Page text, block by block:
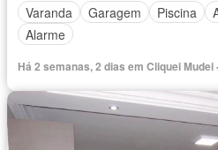
Varanda
Garagem Piscina
Alarme
Há 2 semanas, 2 dias em Cliquei